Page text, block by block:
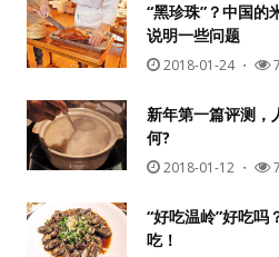
用户名或Email
密码
记住我的登录状态
“黑珍珠”？中国的
说明一些问题
2018-01-24・
新年第一篇评测，
何?
2018-01-12 ・
“好吃温岭”好吃吗
吃！